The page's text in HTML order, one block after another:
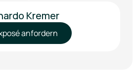
Kremer
anfordern